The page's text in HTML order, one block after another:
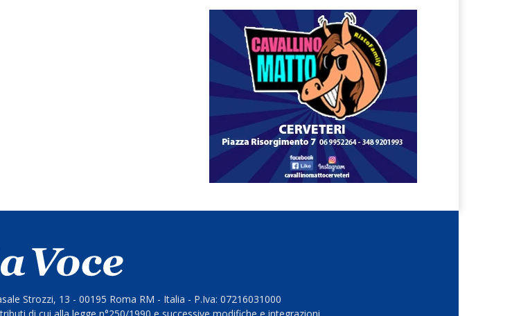
Strozzi, 13 - 00195 Roma RM - Italia - P.Iva: 07216031000